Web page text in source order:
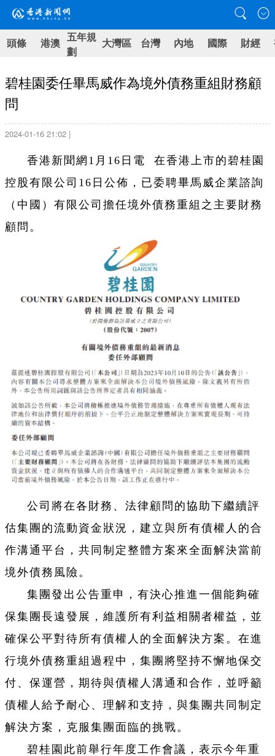
頭條 港澳 五年規
劃
大灣區 台灣 內地 國際 財經
碧桂園委任畢馬威作為境外債務重組財務顧
問
2024-01-16 21:02 |
香港新聞網1月16日電 在香港上市的碧桂園
控股有限公司16日公佈，已委聘畢馬威企業諮詢
（中國）有限公司擔任境外債務重組之主要財務
顧問。
公司將在各財務、法律顧問的協助下繼續評
估集團的流動資金狀況，建立與所有債權人的合
作溝通平台，共同制定整體方案來全面解決當前
境外債務風險。
集團發出公告重申，有決心推進一個能夠確
保集團長遠發展，維護所有利益相關者權益，並
確保公平對待所有債權人的全面解決方案。在進
行境外債務重組過程中，集團將堅持不懈地保交
付、保運營，期待與債權人溝通和合作，並呼籲
債權人給予耐心、理解和支持，與集團共同制定
解決方案，克服集團面臨的挑戰。
碧桂園此前舉行年度工作會議，表示今年重